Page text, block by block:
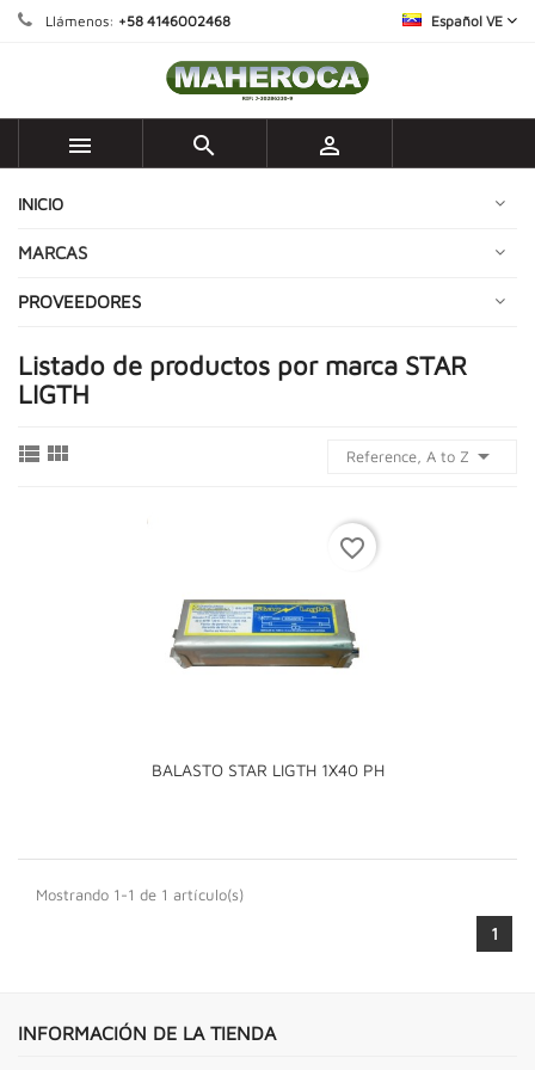
Llámenos: +58 4146002468 Español VE
  
INICIO
MARCAS
PROVEEDORES
Listado de productos por marca STAR
LIGTH
  Reference, A to Z 
BALASTO STAR LIGTH 1X40 PH
favorite_border
Mostrando 1-1 de 1 artículo(s)
1
INFORMACIÓN DE LA TIENDA